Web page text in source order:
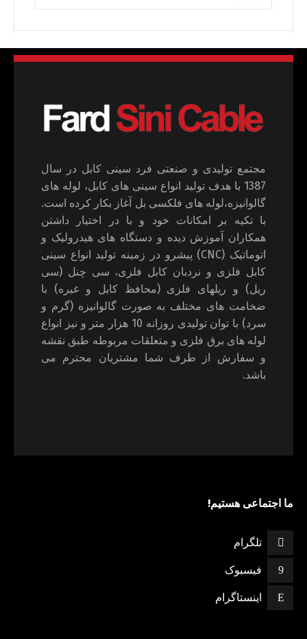
مجتمع تولیدی و صنعتی فرد سینی کابل در سال
1387 با هدف تولید انواع سینی های کابل، لوله های
گالوانیزه،لوله های فلکسی بل آغاز بکار کرده است.
با تکیه بر امکانات خود و با در اختیار داشتن
همکاران آموزش دیده و دستگاه های هیدرولیک و
اتوماتیک (CNC) پیشرو در زمینه تولید انواع سینی
کابل فلزی و نردبان کابل فلزی، سی چنل (سی
ریل) و ریلهای فلزی (محافظ کابل و غیره) با
ضخامت های مختلف به صورت گالوانیزه (گرم و
سرد) با توان تولیدی روزانه 10 هزار متر و نیز انواع
لوله های برق فلزی و متعلقات مربوطه طبق نقشه
و سفارش از طرف شما مشتریان محترم می
باشد.
ما اجتماعی هستیم!
تلگرام
فیسبوک
اینستاگرام